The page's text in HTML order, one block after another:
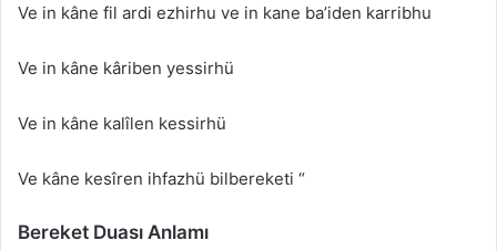
Ve in kâne fil ardi ezhirhu ve in kane ba’iden karribhu
Ve in kâne kâriben yessirhü
Ve in kâne kalîlen kessirhü
Ve kâne kesîren ihfazhü bilbereketi “
Bereket Duası Anlamı